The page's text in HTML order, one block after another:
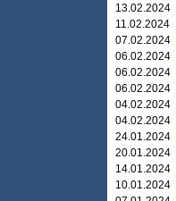
13.02.2024
11.02.2024
07.02.2024
06.02.2024
06.02.2024
06.02.2024
04.02.2024
04.02.2024
24.01.2024
20.01.2024
14.01.2024
10.01.2024